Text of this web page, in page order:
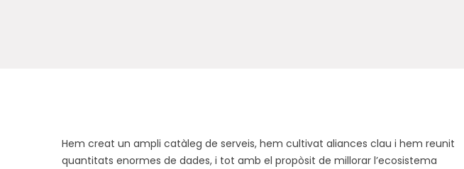
Hem creat un ampli catàleg de serveis, hem cultivat aliances clau i hem reunit
quantitats enormes de dades, i tot amb el propòsit de millorar l’ecosistema